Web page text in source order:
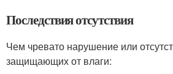
Последствия отсутствия
Чем чревато нарушение или
защищающих от влаги: